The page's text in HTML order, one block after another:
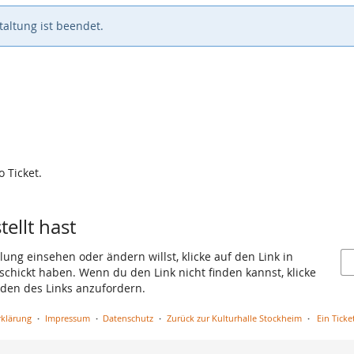
ist beendet.
Ticket.
hast
einsehen oder ändern willst, klicke auf den Link in
haben. Wenn du den Link nicht finden kannst, klicke
des Links anzufordern.
Impressum Datenschutz Zurück zur Kulturhalle Stockheim Ein